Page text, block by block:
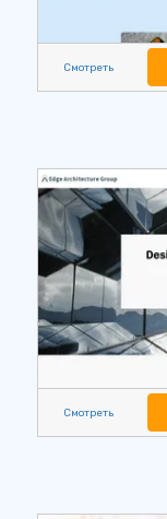
Смотреть
Смотреть